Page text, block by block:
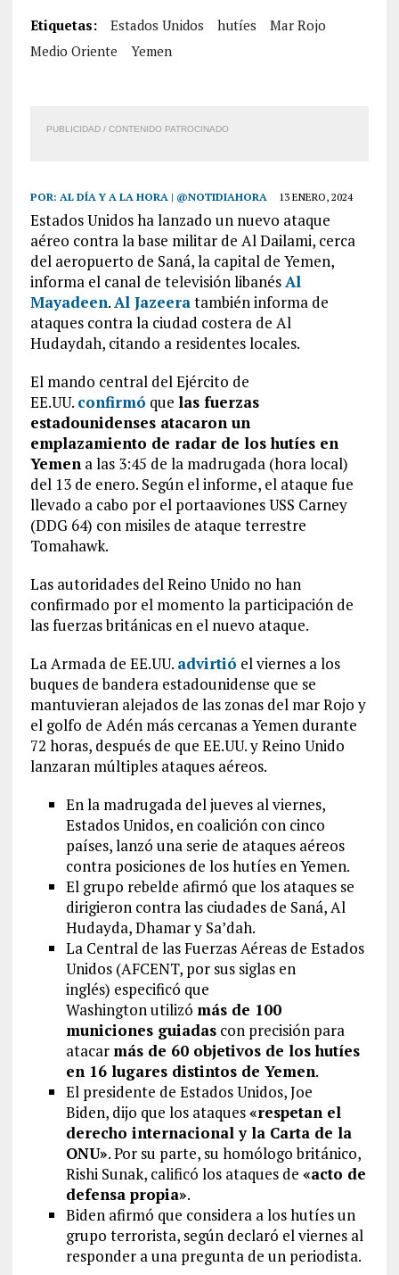
Etiquetas: Estados Unidos hutíes
Mar Rojo
Medio Oriente
Yemen
PUBLICIDAD / CONTENIDO PATROCINADO
POR: AL DÍA Y A LA HORA | @NOTIDIAHORA 13 ENERO, 2024
Estados Unidos ha lanzado un nuevo ataque
aéreo contra la base militar de Al Dailami, cerca
del aeropuerto de Saná, la capital de Yemen,
informa el canal de televisión libanésAl
Mayadeen.Al Jazeeratambién informa de
ataques contra la ciudad costera de Al
Hudaydah, citando a residentes locales.
El mando central del Ejército de
EE.UU. confirmó que las fuerzas
estadounidenses atacaron un
emplazamiento de radar de los hutíes en
Yemena las 3:45 de la madrugada (hora local)
del 13 de enero. Según el informe, el ataque fue
llevado a cabo por el portaaviones USS Carney
(DDG 64) con misiles de ataque terrestre
Tomahawk.
Las autoridades del Reino Unido no han
confirmado por el momento la participación de
las fuerzas británicas en el nuevo ataque.
La Armada de EE.UU. advirtió el viernes a los
buques de bandera estadounidense que se
mantuvieran alejados de las zonas del mar Rojo y
el golfo de Adén más cercanas a Yemen durante
72 horas, después de que EE.UU. y Reino Unido
lanzaran múltiples ataques aéreos.
En la madrugada del jueves al viernes,
Estados Unidos, en coalición con cinco
países, lanzó una serie de ataques aéreos
contra posiciones de los hutíes en Yemen.
El grupo rebelde afirmó que los ataques se
dirigieron contra las ciudades de Saná, Al
Hudayda, Dhamar y Sa’dah.
La Central de las Fuerzas Aéreas de Estados
Unidos (AFCENT, por sus siglas en
inglés) especificó que
Washington utilizó más de 100
municiones guiadascon precisión para
atacar más de 60 objetivos de los hutíes
en 16 lugares distintos de Yemen.
El presidente de Estados Unidos, Joe
Biden, dijo que los ataques«respetan el
derecho internacional y la Carta de la
ONU». Por su parte, su homólogo británico,
Rishi Sunak, calificó los ataques de «acto de
defensa propia».
Biden afirmó que considera a los hutíes un
grupo terrorista, según declaró el viernes al
responder a una pregunta de un periodista.